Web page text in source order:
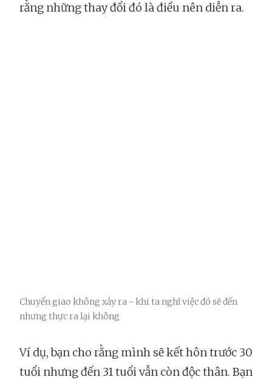
rằng những thay đổi đó là điều nên diễn ra.
Chuyển giao không xảy ra - khi ta nghĩ việc đó sẽ đến
nhưng thực ra lại không
Ví dụ, bạn cho rằng mình sẽ kết hôn trước 30
tuổi nhưng đến 31 tuổi vẫn còn độc thân. Bạn